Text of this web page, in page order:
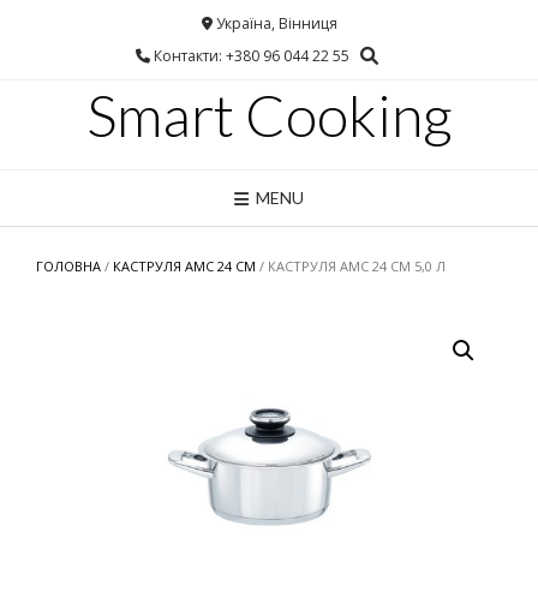
Україна, Вінниця
Контакти: +380 96 044 22 55
Smart Cooking
MENU
ГОЛОВНА / КАСТРУЛЯ АМС 24 СМ / КАСТРУЛЯ AMC 24 СМ 5,0 Л